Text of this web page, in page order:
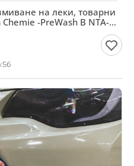
на леки, товарни
-PreWash B NTA-